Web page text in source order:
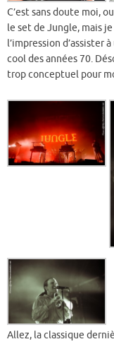
C’est sans doute moi,
le set de Jungle, mais
l’impression d’assister
cool des années 70.
trop conceptuel pour
Allez, la classique